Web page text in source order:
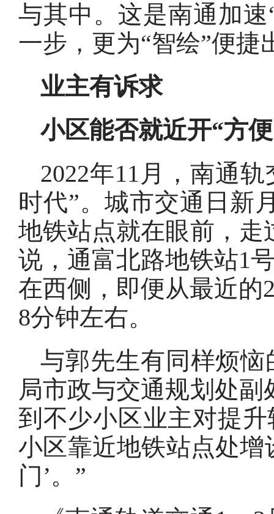
与其中。这是南通加
一步，更为“智绘”便
业主有诉求
小区能否就近开“方
2022年11月，南通
时代”。城市交通日新
地铁站点就在眼前，走
说，通富北路地铁站1
在西侧，即便从最近的
8分钟左右。
与郭先生有同样烦
局市政与交通规划处
到不少小区业主对提
小区靠近地铁站点处增
门’。”